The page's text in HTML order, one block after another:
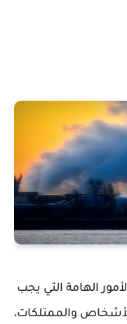
الهامة التي يجب
والممتلكات،